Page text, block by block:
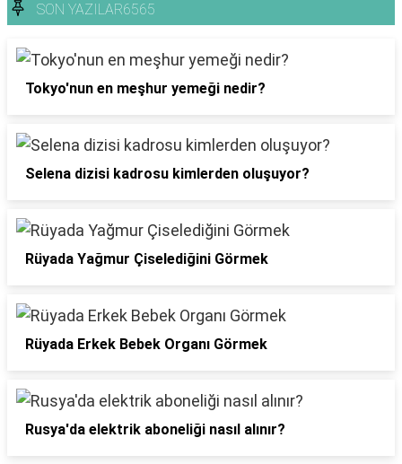
SON YAZILAR6565
Tokyo'nun en meşhur yemeği nedir?
Selena dizisi kadrosu kimlerden oluşuyor?
Rüyada Yağmur Çiselediğini Görmek
Rüyada Erkek Bebek Organı Görmek
Rusya'da elektrik aboneliği nasıl alınır?